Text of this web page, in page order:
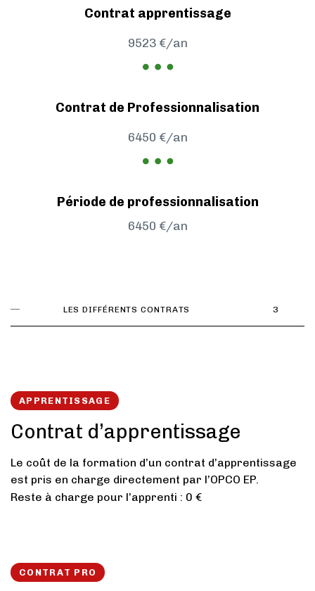
Contrat apprentissage
9523 €/an
Contrat de Professionnalisation
6450 €/an
Période de professionnalisation
6450 €/an
LES DIFFÉRENTS CONTRATS 3
APPRENTISSAGE
Contrat d’apprentissage
Le coût de la formation d’un contrat d’apprentissage
est pris en charge directement par l’OPCO EP.
Reste à charge pour l’apprenti : 0 €
CONTRAT PRO